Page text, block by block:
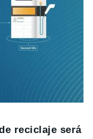
reciclaje será